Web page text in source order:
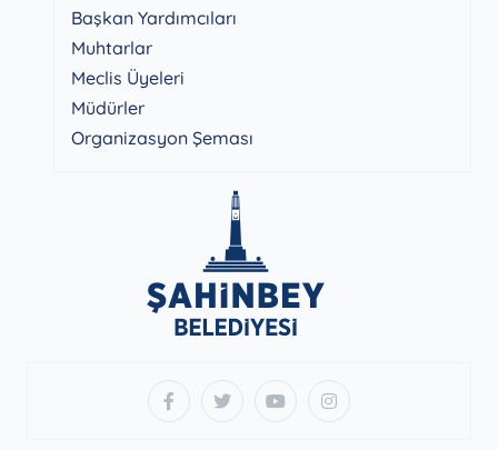
Başkan Yardımcıları
Muhtarlar
Meclis Üyeleri
Müdürler
Organizasyon Şeması